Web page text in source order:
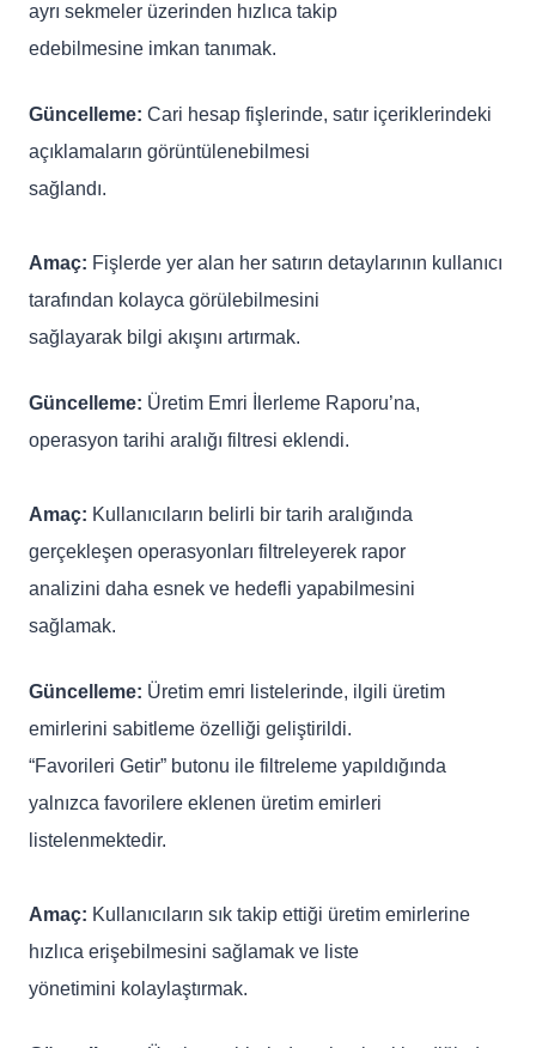
ayrı sekmeler üzerinden hızlıca takip
edebilmesine imkan tanımak.
Güncelleme: Cari hesap fişlerinde, satır içeriklerindeki
açıklamaların görüntülenebilmesi
sağlandı.
Amaç: Fişlerde yer alan her satırın detaylarının kullanıcı
tarafından kolayca görülebilmesini
sağlayarak bilgi akışını artırmak.
Güncelleme: Üretim Emri İlerleme Raporu’na,
operasyon tarihi aralığı filtresi eklendi.
Amaç: Kullanıcıların belirli bir tarih aralığında
gerçekleşen operasyonları filtreleyerek rapor
analizini daha esnek ve hedefli yapabilmesini
sağlamak.
Güncelleme: Üretim emri listelerinde, ilgili üretim
emirlerini sabitleme özelliği geliştirildi.
“Favorileri Getir” butonu ile filtreleme yapıldığında
yalnızca favorilere eklenen üretim emirleri
listelenmektedir.
Amaç: Kullanıcıların sık takip ettiği üretim emirlerine
hızlıca erişebilmesini sağlamak ve liste
yönetimini kolaylaştırmak.